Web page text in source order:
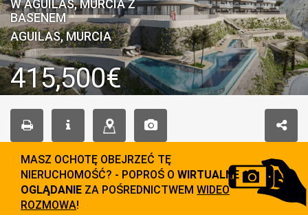
W AGUILAS, MURCIA Z
BASENEM
AGUILAS, MURCIA
415,500€
MASZ OCHOTĘ OBEJRZEĆ TĘ
NIERUCHOMOŚĆ? - POPROŚ O WIRTUALNE
OGLĄDANIE ZA POŚREDNICTWEM WIDEO
ROZMOWA!